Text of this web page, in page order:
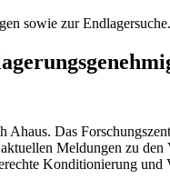
sowie zur Endlagersuche.
Ahaus. Das
Meldungen zu den
Konditionierung